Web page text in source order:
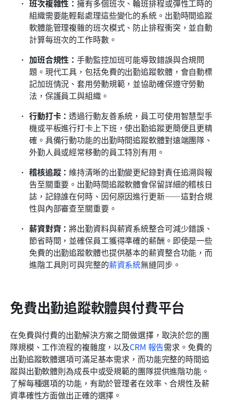
班次複雜性：擁有多個班次、輪班排程或彈性工時的
組織需要能輕鬆處理這些變化的系統。出勤時間追蹤
軟體能管理複雜的班次模式、防止排程衝突，並自動
計算每班次的工作時數。
加班合規性：手動監控加班可能導致錯誤與合規問
題。現代工具，包括免費的出勤追蹤軟體，會自動標
記加班情況、套用勞動規範，並協助確保遵守勞動
法，保護員工與組織。
行動打卡：透過行動友善系統，員工可使用智慧型手
機或平板進行打卡上下班，使出勤追蹤更簡便且更精
確。具備行動功能的出勤時間追蹤軟體對遠端團隊、
外勤人員或經常移動的員工特別有用。
稽核追蹤：維持清晰的出勤變更紀錄對責任追溯與報
告至關重要。出勤時間追蹤軟體會保留詳細的稽核日
誌，記錄誰在何時、因何原因進行更新——這對合規
性與內部審查至關重要。
薪資對齊：將出勤資料與薪資系統整合可減少錯誤、
節省時間，並確保員工獲得準確的薪酬。即使是一些
免費的出勤追蹤軟體也提供基本的薪資整合功能，而
進階工具則可與完整的薪資系統無縫同步。
免費出勤追蹤軟體與付費平台
在免費與付費的出勤解決方案之間做選擇，取決於您的團
隊規模、工作流程的複雜度，以及CRM 報告需求。免費的
出勤追蹤軟體選項可滿足基本需求，而功能完整的時間追
蹤與出勤軟體則為成長中或受規範的團隊提供進階功能。
了解每種選項的功能，有助於管理者在效率、合規性及薪
資準確性方面做出正確的選擇。